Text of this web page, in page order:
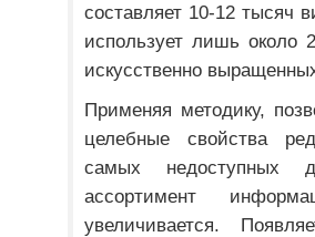
составляет 10-12 тысяч
использует лишь около
искусственно
Применяя методику,
целебные свойства
самых недоступных
ассортимент
увеличивается.